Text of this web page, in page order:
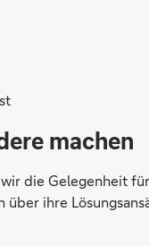
machen
die Gelegenheit
ihre